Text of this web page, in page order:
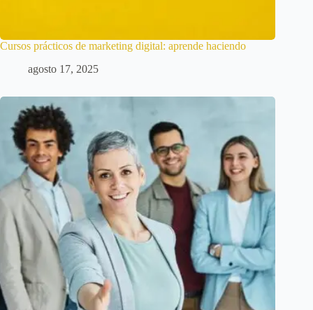
Cursos prácticos de marketing digital: aprende haciendo
agosto 17, 2025